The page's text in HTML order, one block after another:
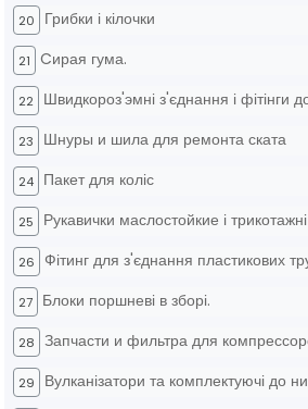
20 Грибки і кілочки
21 Cирая гума.
22 Швидкороз'эмні з'єднання і фітінги
23 Шнуры и шила для ремонта ската
24 Пакет для коліс
25 Рукавички маслостойкие і трикотажні
26 Фітинг для з'єднання пластикових
27 Блоки поршневі в зборі.
28 Запчасти и фильтра для
29 Вулканізатори та комплектуючі до